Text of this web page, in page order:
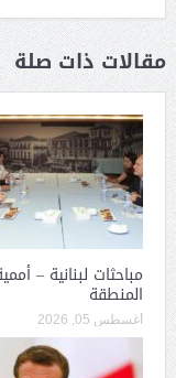
مقالات ذات صلة
مباحثات لبنانية –
المنطقة
أغسطس 05, 2026